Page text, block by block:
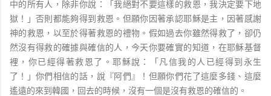
中的所有人，除非你說：「我絕對不要這樣的救恩，我決定要下地
獄！」否則都能夠得到救恩。但願你因著承認耶穌是主，因著感謝
神的救恩，以至於得著救恩的禮物。假如過去你雖然得救了，卻仍
然沒有得救的確據與確信的人，今天你要確實的知道，在耶穌基督
裡，你已經得著救恩了。耶穌說：「凡信我的人已經得到永生
了！」你們相信的話，說『阿們』！但願你們花了這麼多錢、這麼
遙遠的來到韓國，回去的時候，沒有一個是沒有救恩的確信的。